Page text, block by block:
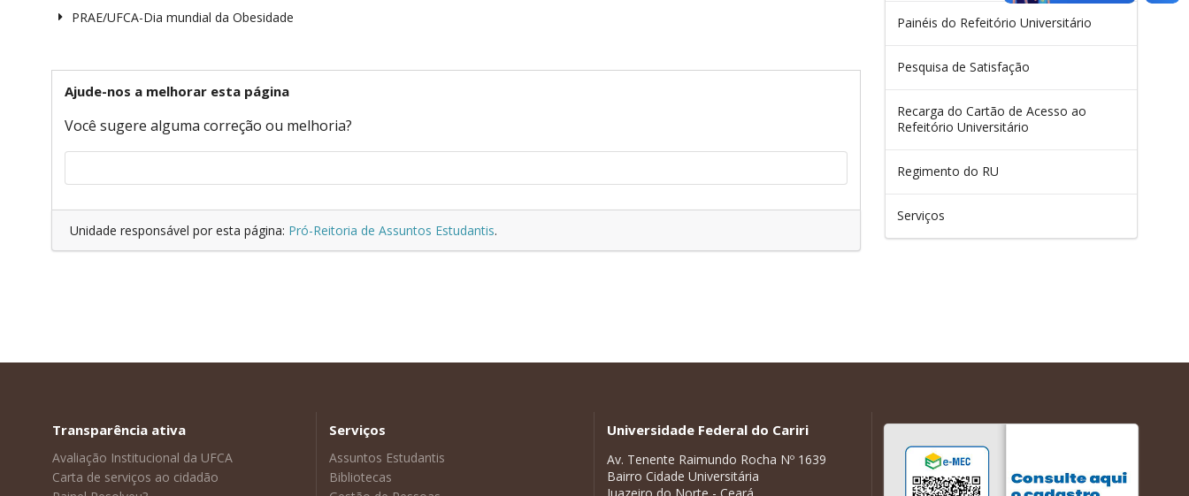
PRAE/UFCA-Dia mundial da Obesidade
Ajude-nos a melhorar esta página
Você sugere alguma correção ou melhoria?
Unidade responsável por esta página: Pró-Reitoria de Assuntos Estudantis.
Painéis do Refeitório Universitário
Pesquisa de Satisfação
Recarga do Cartão de Acesso ao
Refeitório Universitário
Regimento do RU
Serviços
Transparência ativa
Avaliação Institucional da UFCA
Carta de serviços ao cidadão
Serviços
Assuntos Estudantis
Bibliotecas
Universidade Federal do Cariri
Av. Tenente Raimundo Rocha Nº 1639
Bairro Cidade Universitária